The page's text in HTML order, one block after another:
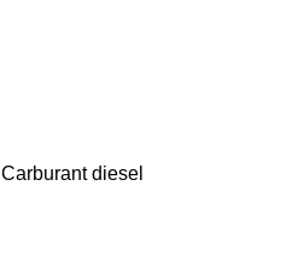
Carburant diesel